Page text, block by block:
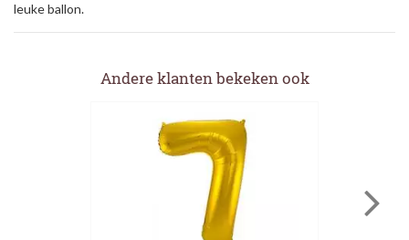
leuke ballon.
Andere klanten bekeken ook